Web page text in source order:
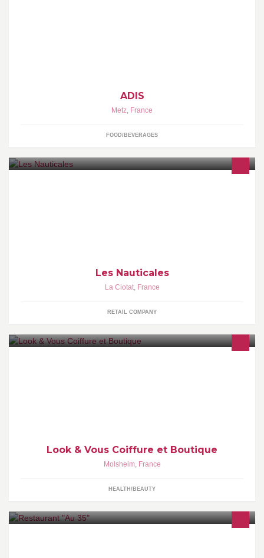
ADIS
Metz, France
FOOD/BEVERAGES
Les Nauticales
La Ciotat, France
RETAIL COMPANY
Look & Vous Coiffure et Boutique
Molsheim, France
HEALTH/BEAUTY